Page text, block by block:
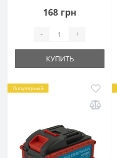
168 грн
- +
КУПИТЬ
Популярный